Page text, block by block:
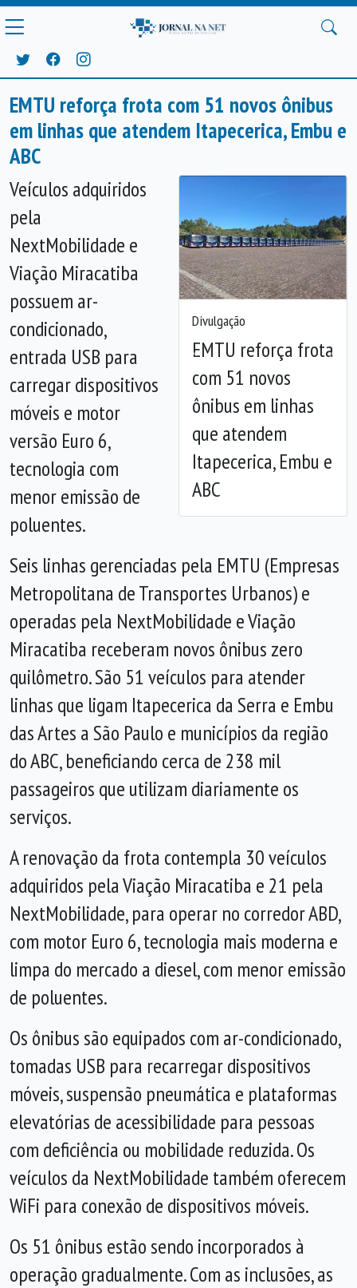
EMTU reforça frota com 51 novos ônibus
em linhas que atendem Itapecerica, Embu e
ABC
Divulgação
EMTU reforça frota
com 51 novos
ônibus em linhas
que atendem
Itapecerica, Embu e
ABC
Anterior
Veículos adquiridos
pela
NextMobilidade e
Viação Miracatiba
possuem ar-
condicionado,
entrada USB para
carregar dispositivos
móveis e motor
versão Euro 6,
tecnologia com
menor emissão de
poluentes.
Seis linhas gerenciadas pela EMTU (Empresas
Metropolitana de Transportes Urbanos) e
operadas pela NextMobilidade e Viação
Miracatiba receberam novos ônibus zero
quilômetro. São 51 veículos para atender
linhas que ligam Itapecerica da Serra e Embu
das Artes a São Paulo e municípios da região
do ABC, beneficiando cerca de 238 mil
passageiros que utilizam diariamente os
serviços.
A renovação da frota contempla 30 veículos
adquiridos pela Viação Miracatiba e 21 pela
NextMobilidade, para operar no corredor ABD,
com motor Euro 6, tecnologia mais moderna e
limpa do mercado a diesel, com menor emissão
de poluentes.
Os ônibus são equipados com ar-condicionado,
tomadas USB para recarregar dispositivos
móveis, suspensão pneumática e plataformas
elevatórias de acessibilidade para pessoas
com deficiência ou mobilidade reduzida. Os
veículos da NextMobilidade também oferecem
WiFi para conexão de dispositivos móveis.
Os 51 ônibus estão sendo incorporados à
operação gradualmente. Com as inclusões, as